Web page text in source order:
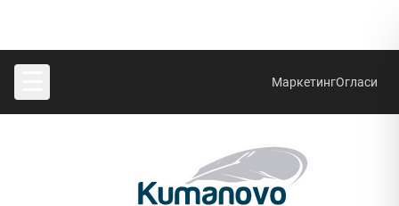
МаркетингОгласи